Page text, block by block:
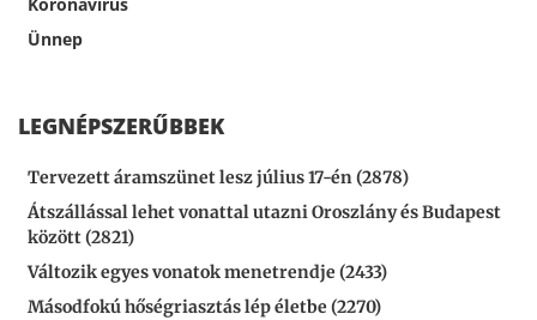
Ünnep
LEGNÉPSZERŰBBEK
Tervezett áramszünet lesz július 17-én (2878)
Átszállással lehet vonattal utazni Oroszlány és Budapest
között (2821)
Változik egyes vonatok menetrendje (2433)
Másodfokú hőségriasztás lép életbe (2270)